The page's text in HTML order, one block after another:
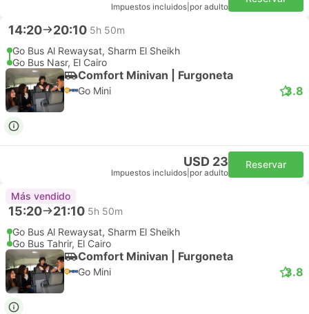
Impuestos incluidos por adulto
14:20 20:10 5h 50m
Go Bus Al Rewaysat, Sharm El Sheikh
Go Bus Nasr, El Cairo
Comfort Minivan | Furgoneta
Go Mini 3.8
USD 23
Impuestos incluidos por adulto
Reservar
Más vendido
15:20 21:10 5h 50m
Go Bus Al Rewaysat, Sharm El Sheikh
Go Bus Tahrir, El Cairo
Comfort Minivan | Furgoneta
Go Mini 3.8